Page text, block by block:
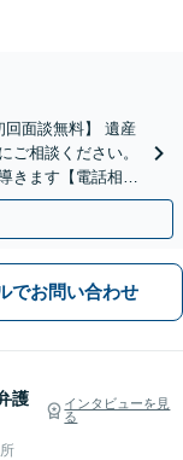
回面談無料】 遺産
ご相談ください。
きます【電話相談
でお問い合わせ
護
インタビューを見
る